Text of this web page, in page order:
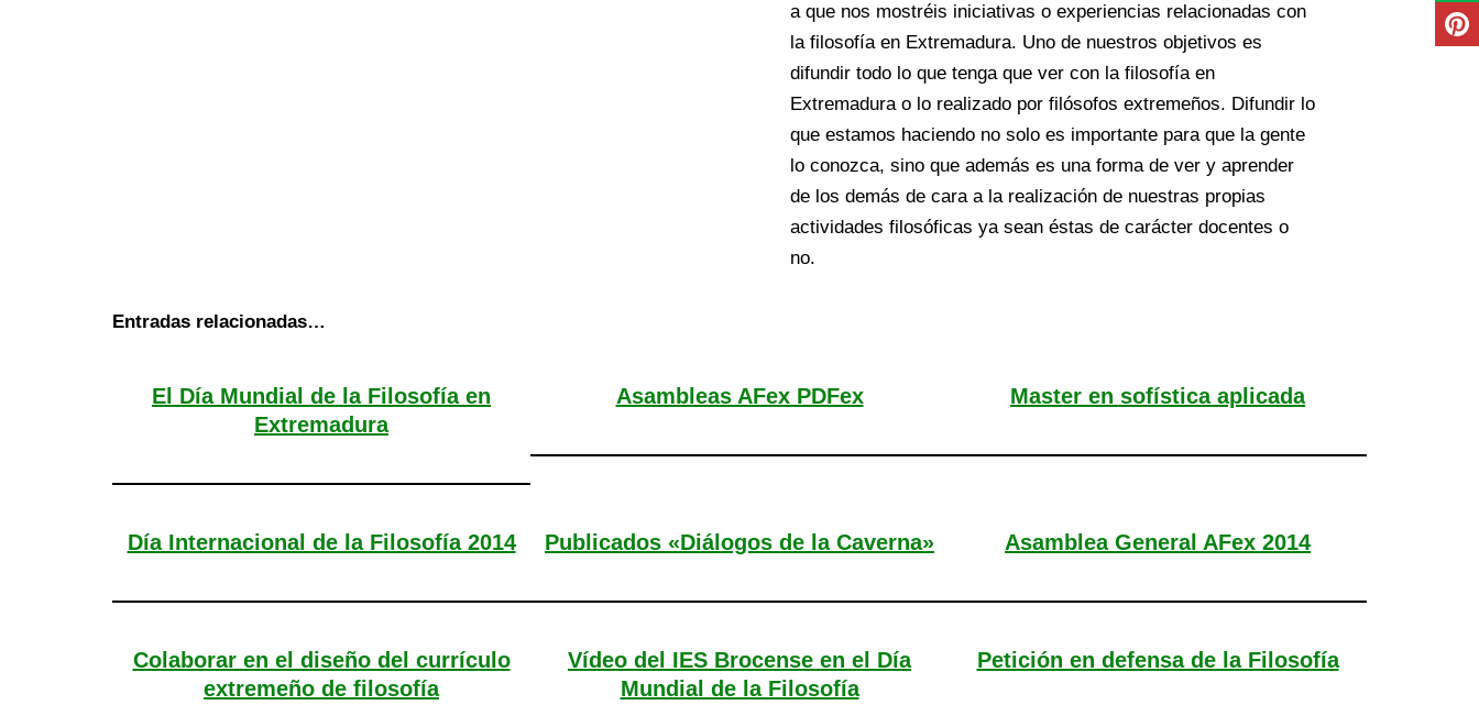
a que nos mostréis iniciativas o experiencias relacionadas con
la filosofía en Extremadura. Uno de nuestros objetivos es
difundir todo lo que tenga que ver con la filosofía en
Extremadura o lo realizado por filósofos extremeños. Difundir lo
que estamos haciendo no solo es importante para que la gente
lo conozca, sino que además es una forma de ver y aprender
de los demás de cara a la realización de nuestras propias
actividades filosóficas ya sean éstas de carácter docentes o
no.
Entradas relacionadas…
El Día Mundial de la Filosofía en
Extremadura
Asambleas AFex PDFex Master en sofística aplicada
Día Internacional de la Filosofía 2014 Publicados «Diálogos de la Caverna» Asamblea General AFex 2014
Colaborar en el diseño del currículo
extremeño de filosofía
Vídeo del IES Brocense en el Día
Mundial de la Filosofía
Petición en defensa de la Filosofía